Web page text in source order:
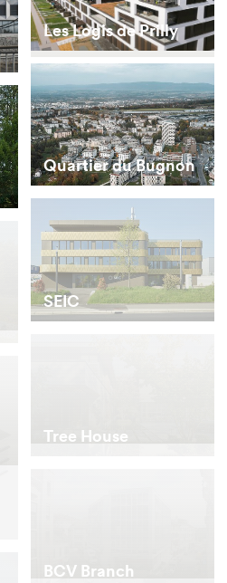
Les Logis de Prilly
Quartier du Bugnon
SEIC
Tree House
BCV Branch